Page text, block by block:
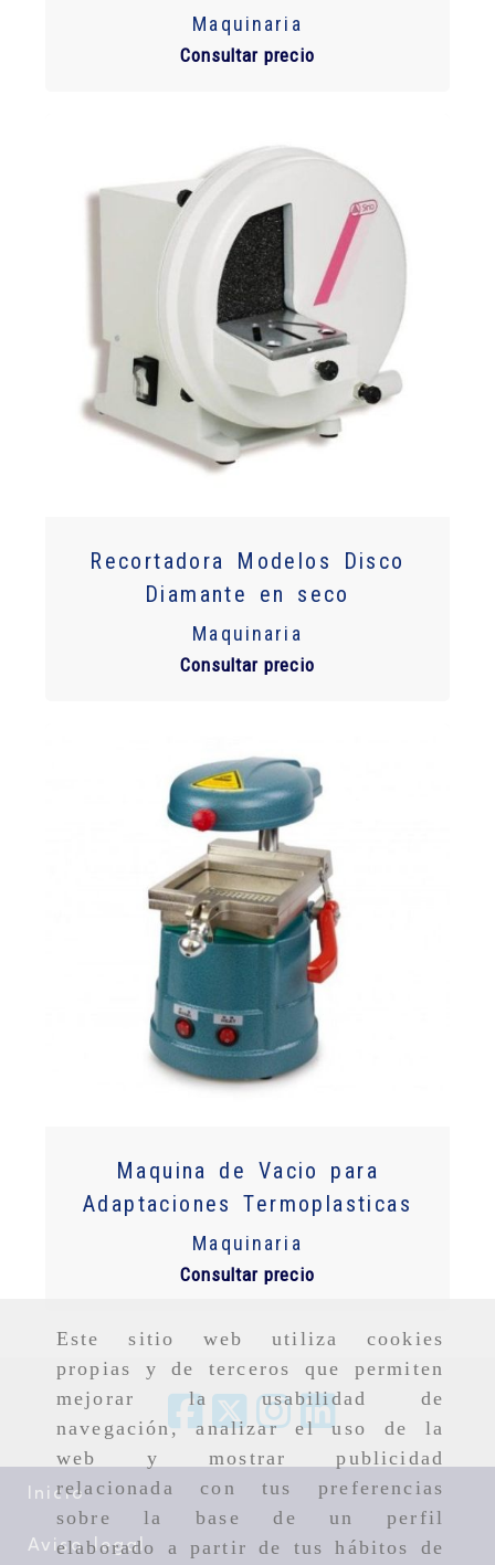
Este sitio web utiliza cookies
propias y de terceros que permiten
mejorar la usabilidad de
navegación, analizar el uso de la
web y mostrar publicidad
relacionada con tus preferencias
sobre la base de un perfil
elaborado a partir de tus hábitos de
Maquinaria
Consultar precio
Recortadora Modelos Disco
Diamante en seco
Maquinaria
Consultar precio
Maquina de Vacio para
Adaptaciones Termoplasticas
Maquinaria
Consultar precio
Inicio
Aviso legal